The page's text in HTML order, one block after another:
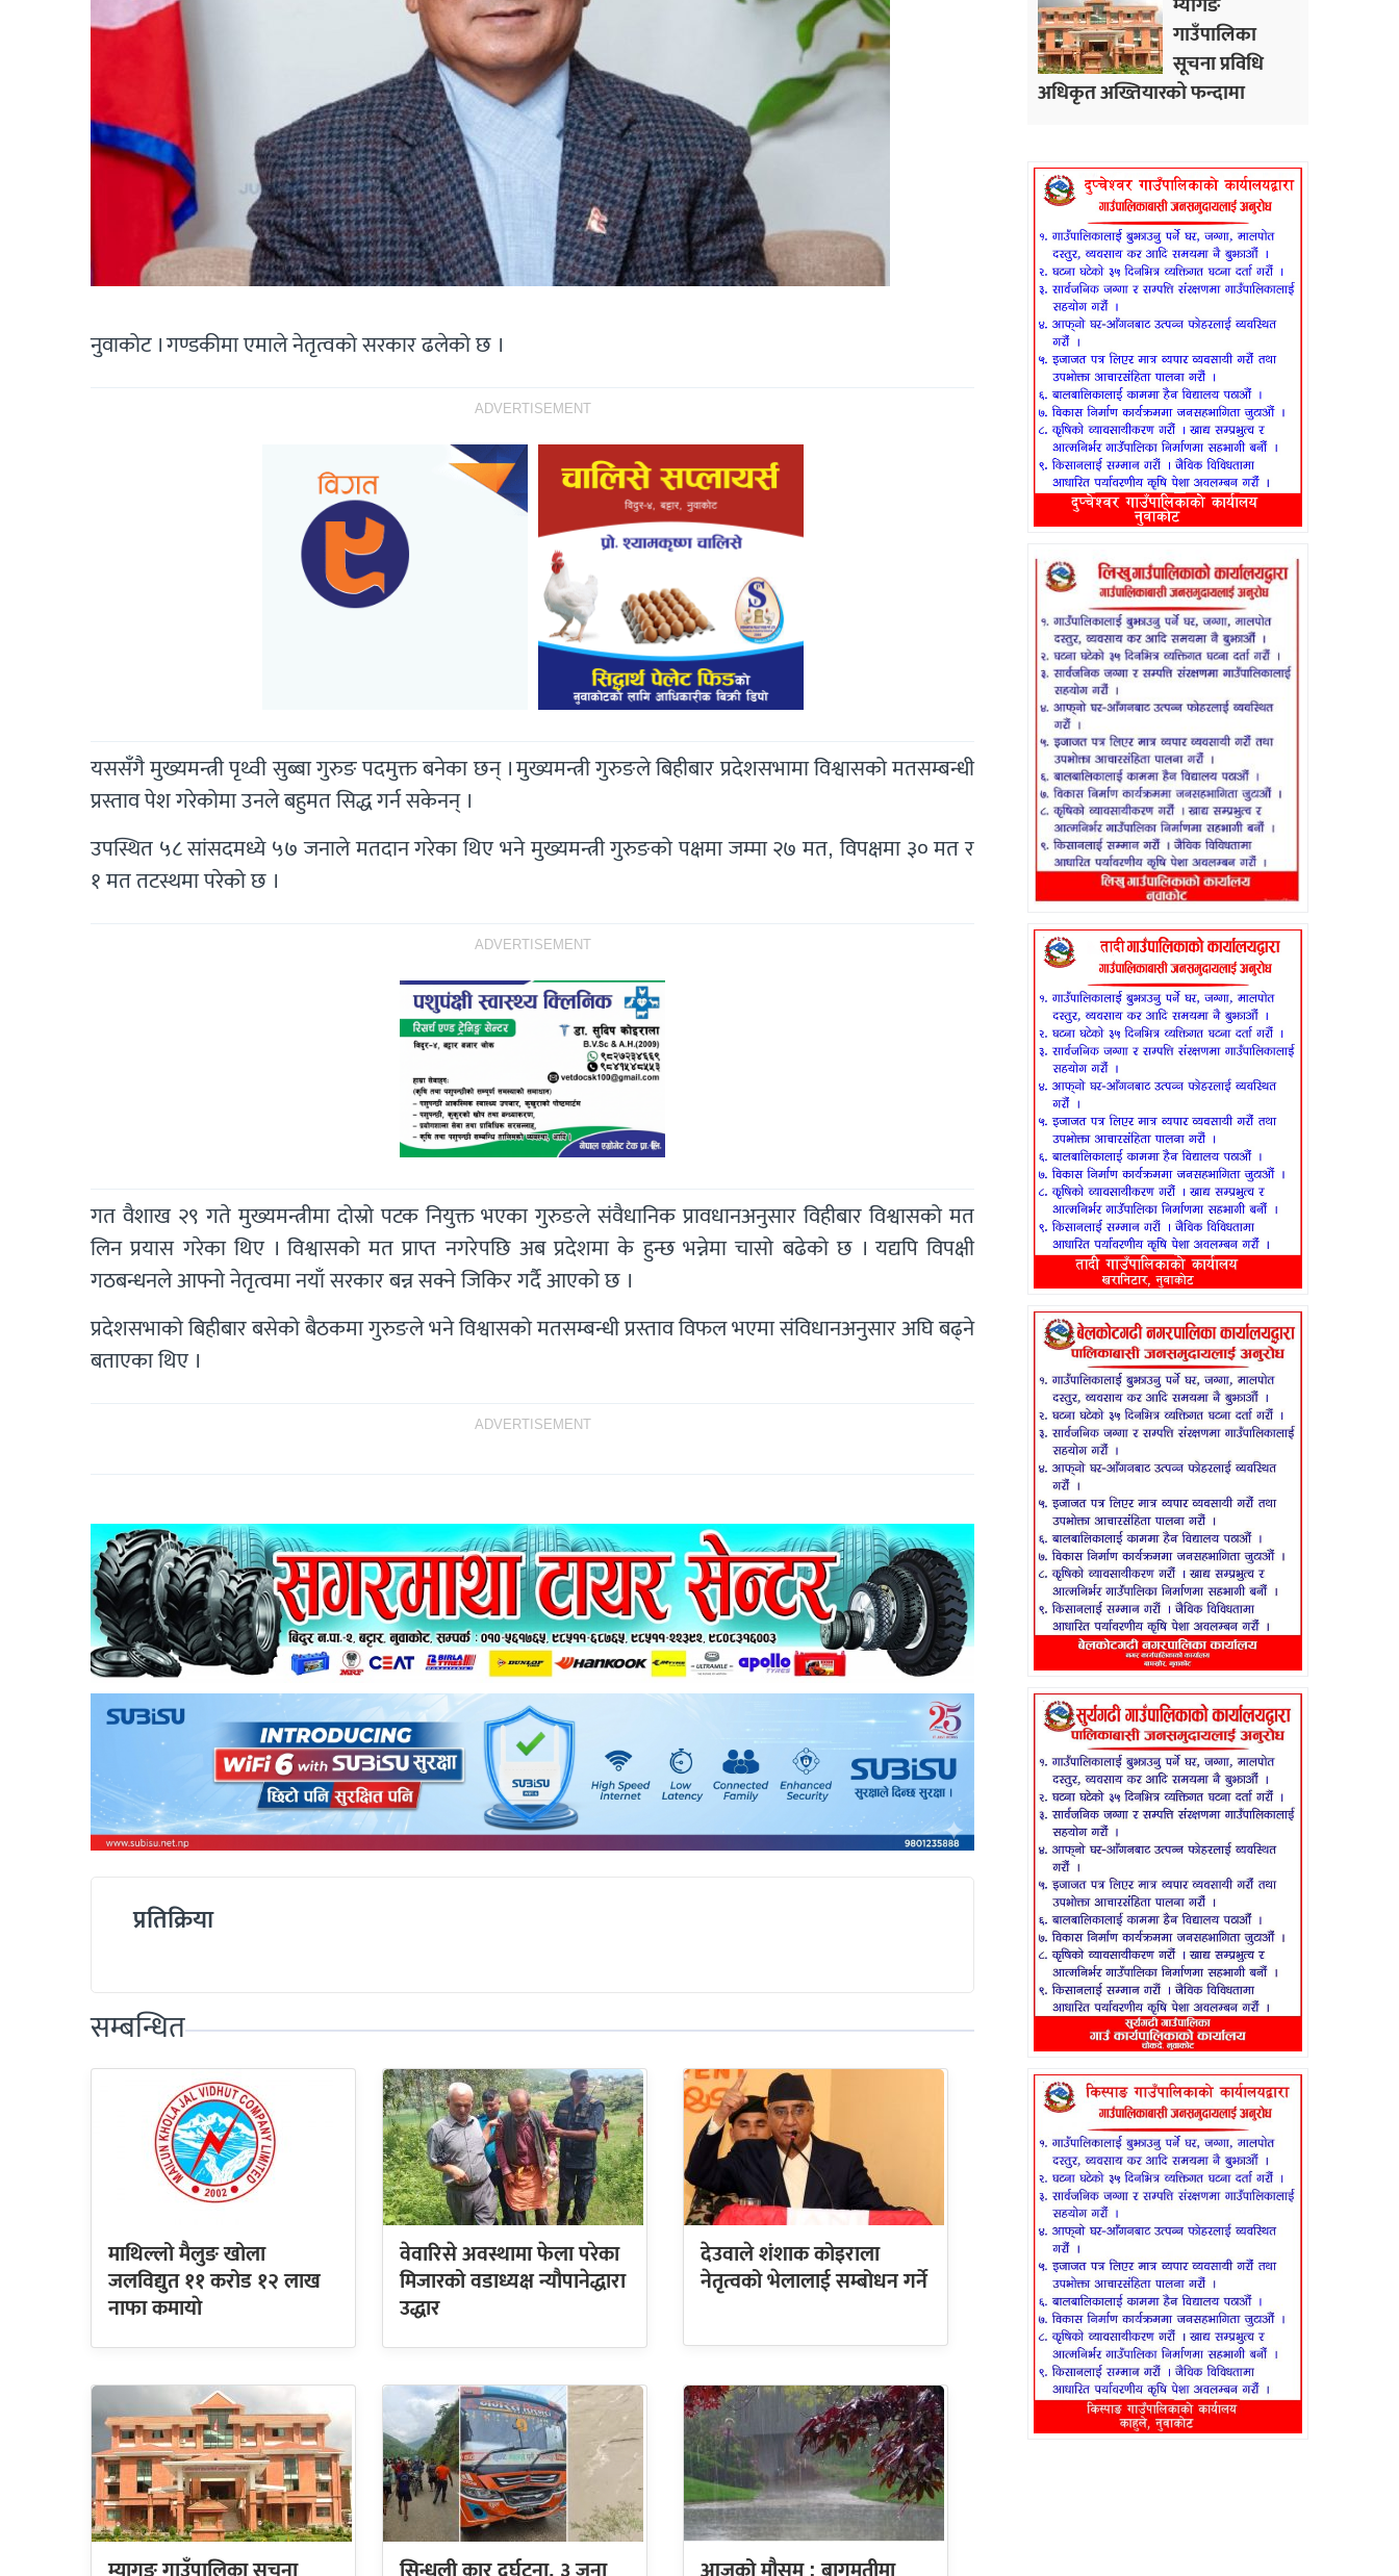
नुवाकोट । गण्डकीमा एमाले नेतृत्वको सरकार ढलेको छ ।
ADVERTISEMENT
यससँगै मुख्यमन्त्री पृथ्वी सुब्बा गुरुङ पदमुक्त बनेका छन् । मुख्यमन्त्री गुरुङले बिहीबार प्रदेशसभामा विश्वासको मतसम्बन्धी
प्रस्ताव पेश गरेकोमा उनले बहुमत सिद्ध गर्न सकेनन् ।
उपस्थित ५८ सांसदमध्ये ५७ जनाले मतदान गरेका थिए भने मुख्यमन्त्री गुरुङको पक्षमा जम्मा २७ मत, विपक्षमा ३० मत र
१ मत तटस्थमा परेको छ ।
ADVERTISEMENT
गत वैशाख २९ गते मुख्यमन्त्रीमा दोस्रो पटक नियुक्त भएका गुरुङले संवैधानिक प्रावधानअनुसार विहीबार विश्वासको मत
लिन प्रयास गरेका थिए । विश्वासको मत प्राप्त नगरेपछि अब प्रदेशमा के हुन्छ भन्नेमा चासो बढेको छ । यद्यपि विपक्षी
गठबन्धनले आफ्नो नेतृत्वमा नयाँ सरकार बन्न सक्ने जिकिर गर्दै आएको छ ।
प्रदेशसभाको बिहीबार बसेको बैठकमा गुरुङले भने विश्वासको मतसम्बन्धी प्रस्ताव विफल भएमा संविधानअनुसार अघि बढ्ने
बताएका थिए ।
ADVERTISEMENT
प्रतिक्रिया
सम्बन्धित
देउवाले शंशाक कोइराला
नेतृत्वको भेलालाई सम्बोधन गर्ने
माथिल्लो मैलुङ खोला
जलविद्युत ११ करोड १२ लाख
नाफा कमायाे
वेवारिसे अवस्थामा फेला परेका
मिजारको वडाध्यक्ष न्यौपानेद्धारा
उद्धार
गाउँपालिका
सूचना प्रविधि
अधिकृत अख्तियारको फन्दामा